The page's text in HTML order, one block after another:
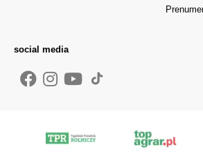
social media